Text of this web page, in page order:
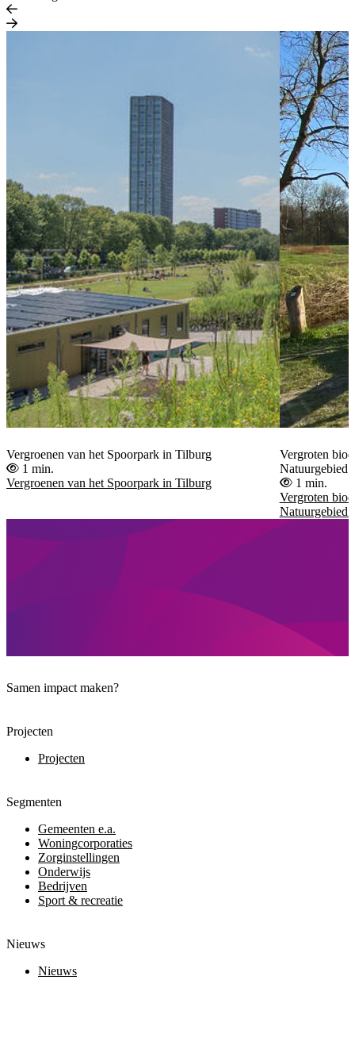
Vergroenen van het Spoorpark in Tilburg
1 min.
Vergroenen van het Spoorpark in Tilburg
Vergroten
Natuurgebied
1 min.
Vergroten
Natuurgebied
Samen impact maken?
Projecten
Projecten
Segmenten
Gemeenten e.a.
Woningcorporaties
Zorginstellingen
Onderwijs
Bedrijven
Sport & recreatie
Nieuws
Nieuws